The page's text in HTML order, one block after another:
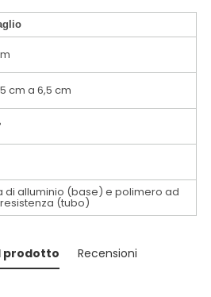
cm a 6,5 cm
di alluminio (base) e polimero ad
(tubo)
prodotto Recensioni